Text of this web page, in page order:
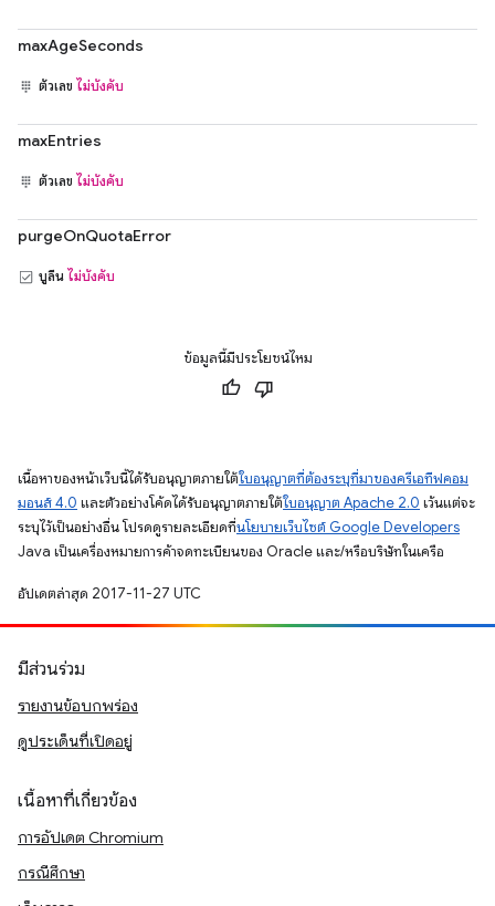
maxAgeSeconds
ตัวเลข ไม่บังคับ
maxEntries
ตัวเลข ไม่บังคับ
purgeOnQuotaError
บูลีน ไม่บังคับ
ข้อมูลนี้มีประโยชน์ไหม
เนื้อหาของหน้าเว็บนี้ได้รับอนุญาตภายใต้ใบอนุญาตที่ต้องระบุที่มาของครีเอทีฟคอม
มอนส์ 4.0 และตัวอย่างโค้ดได้รับอนุญาตภายใต้ใบอนุญาต Apache 2.0 เว้นแต่จะ
ระบุไว้เป็นอย่างอื่น โปรดดูรายละเอียดที่นโยบายเว็บไซต์ Google Developers
Java เป็นเครื่องหมายการค้าจดทะเบียนของ Oracle และ/หรือบริษัทในเครือ
อัปเดตล่าสุด 2017-11-27 UTC
มีส่วนร่วม
รายงานข้อบกพร่อง
ดูประเด็นที่เปิดอยู่
เนื้อหาที่เกี่ยวข้อง
การอัปเดต Chromium
กรณีศึกษา